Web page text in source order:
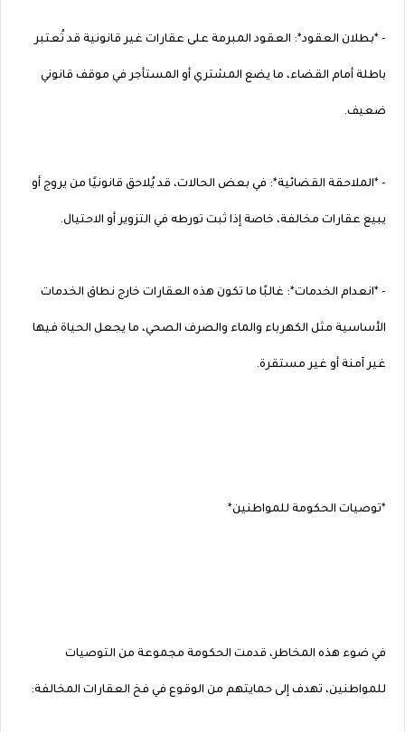
- *بطلان العقود*: العقود المبرمة على عقارات غير قانونية قد تُعتبر
باطلة أمام القضاء، ما يضع المشتري أو المستأجر في موقف قانوني
ضعيف.
- *الملاحقة القضائية*: في بعض الحالات، قد يُلاحق قانونيًا من يروج أو
يبيع عقارات مخالفة، خاصة إذا ثبت تورطه في التزوير أو الاحتيال.
- *انعدام الخدمات*: غالبًا ما تكون هذه العقارات خارج نطاق الخدمات
الأساسية مثل الكهرباء والماء والصرف الصحي، ما يجعل الحياة فيها
غير آمنة أو غير مستقرة.
*توصيات الحكومة للمواطنين*
في ضوء هذه المخاطر، قدمت الحكومة مجموعة من التوصيات
للمواطنين، تهدف إلى حمايتهم من الوقوع في فخ العقارات المخالفة: